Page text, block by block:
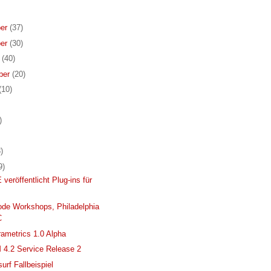
(37)
(30)
(40)
(20)
veröffentlicht Plug-ins für
Workshops, Philadelphia
1.0 Alpha
4.2 Service Release 2
Fallbeispiel